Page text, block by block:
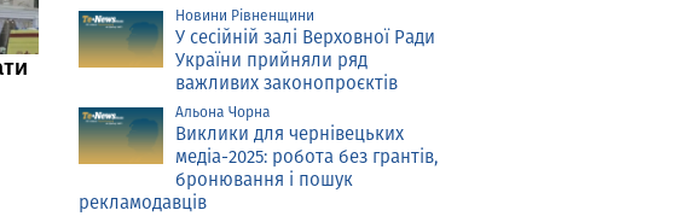
Новини Рівненщини
У сесійній залі Верховної Ради
України прийняли ряд
важливих законопроєктів
Альона Чорна
Виклики для чернівецьких
медіа-2025: робота без грантів,
бронювання і пошук
рекламодавців